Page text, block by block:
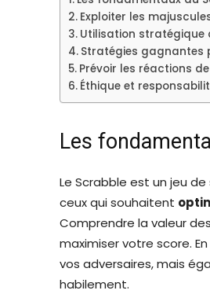
Exploiter les
Utilisation stratégique
Stratégies gagnantes
Prévoir les réactions
Éthique et
Les
Le Scrabble est un jeu
ceux qui souhaitent
Comprendre la valeur
maximiser votre score.
vos adversaires, mais
habilement.